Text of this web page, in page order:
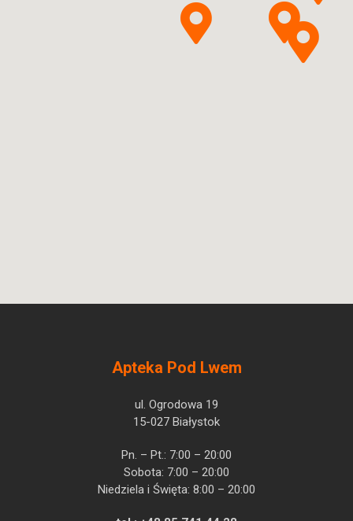
Apteka Pod Lwem
ul. Ogrodowa 19
15-027 Białystok
Pn. – Pt.: 7:00 – 20:00
Sobota: 7:00 – 20:00
Niedziela i Święta: 8:00 – 20:00